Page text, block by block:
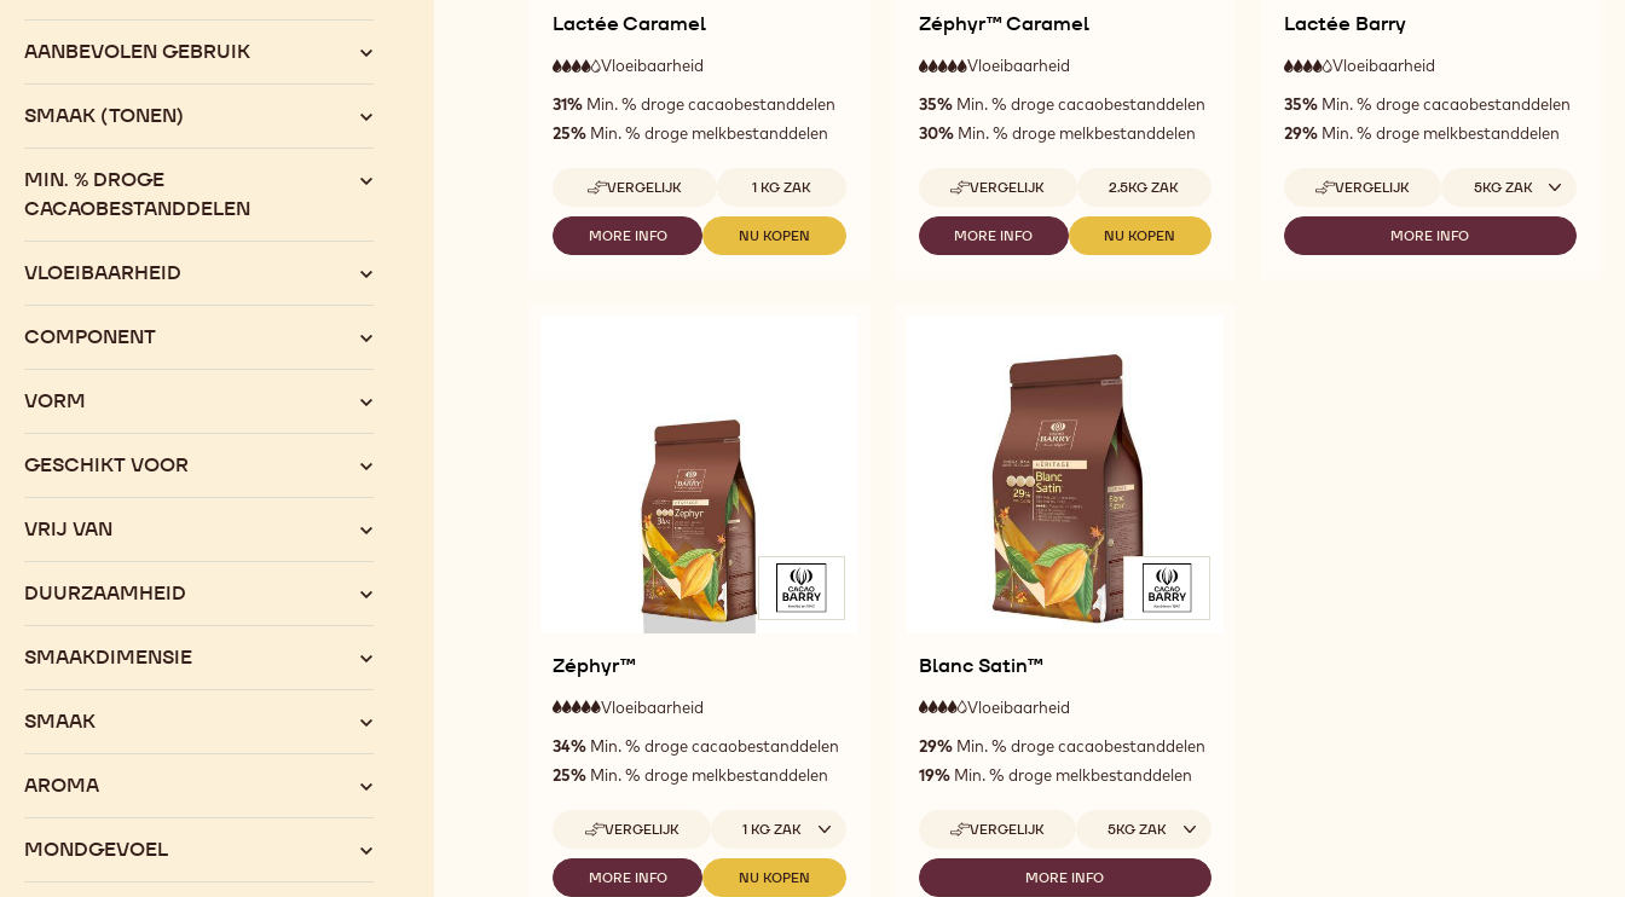
AANBEVOLEN GEBRUIK
SMAAK (TONEN)
MIN. % DROGE
CACAOBESTANDDELEN
VLOEIBAARHEID
COMPONENT
VORM
GESCHIKT VOOR
VRIJ VAN
DUURZAAMHEID
SMAAKDIMENSIE
SMAAK
AROMA
MONDGEVOEL
Lactée Caramel
4
out
of
Vloeibaarheid
vloeibaarheid
31% Min. % droge cacaobestanddelen
25% Min. % droge melkbestanddelen
VERGELIJK
-
LACTÉE
CARAMEL
Beschikbare maten
1 KG ZAK
MORE INFO
-
NU KOPEN
-
Zéphyr™ Caramel
5
out
of
Vloeibaarheid
hoge
vloeibaarheid
35% Min. % droge cacaobestanddelen
30% Min. % droge melkbestanddelen
VERGELIJK
-
ZÉPHYR™
CARAMEL
Beschikbare maten
2.5KG ZAK
MORE INFO
-
NU KOPEN
-
Lactée Barry
4
out
of
Vloeibaarheid
vloeibaarheid
35% Min. % droge cacaobestanddelen
29% Min. % droge melkbestanddelen
VERGELIJK
-
LACTÉE
BARRY
Beschikbare maten
5KG ZAK
MORE INFO
-
Zéphyr™
5
out
of
Vloeibaarheid
hoge
vloeibaarheid
34% Min. % droge cacaobestanddelen
25% Min. % droge melkbestanddelen
VERGELIJK
-
ZÉPHYR™
Beschikbare maten
1 KG ZAK
MORE INFO
-
NU KOPEN
-
Blanc Satin™
4
out
of
Vloeibaarheid
vloeibaarheid
29% Min. % droge cacaobestanddelen
19% Min. % droge melkbestanddelen
VERGELIJK
-
BLANC
SATIN™
Beschikbare maten
5KG ZAK
MORE INFO
-